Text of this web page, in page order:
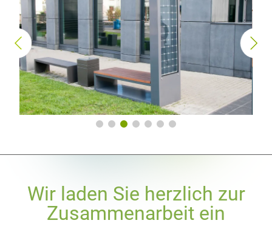
Wir laden Sie herzlich zur
Zusammenarbeit ein